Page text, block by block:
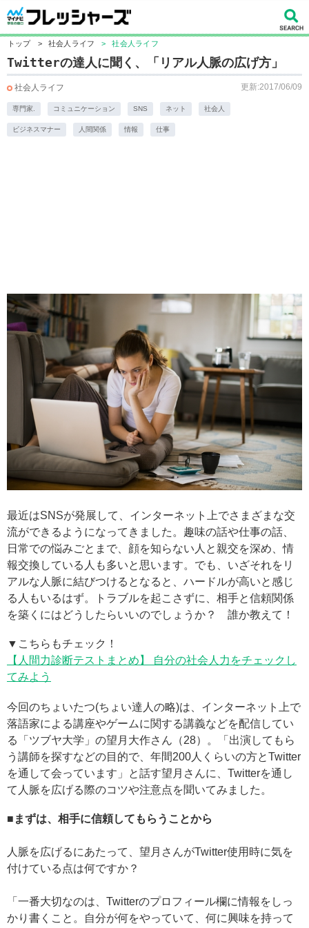
トップ > 社会人ライフ > 社会人ライフ
Twitterの達人に聞く、「リアル人脈の広げ方」
社会人ライフ 更新:2017/06/09
専門家. コミュニケーション SNS ネット 社会人
ビジネスマナー 人間関係 情報 仕事
最近はSNSが発展して、インターネット上でさまざまな交
流ができるようになってきました。趣味の話や仕事の話、
日常での悩みごとまで、顔を知らない人と親交を深め、情
報交換している人も多いと思います。でも、いざそれをリ
アルな人脈に結びつけるとなると、ハードルが高いと感じ
る人もいるはず。トラブルを起こさずに、相手と信頼関係
を築くにはどうしたらいいのでしょうか？ 誰か教えて！
▼こちらもチェック！
【人間力診断テストまとめ】 自分の社会人力をチェックし
てみよう
今回のちょいたつ(ちょい達人の略)は、インターネット上で
落語家による講座やゲームに関する講義などを配信してい
る「ツブヤ大学」の望月大作さん（28）。「出演してもら
う講師を探すなどの目的で、年間200人くらいの方とTwitter
を通して会っています」と話す望月さんに、Twitterを通し
て人脈を広げる際のコツや注意点を聞いてみました。
■まずは、相手に信頼してもらうことから
人脈を広げるにあたって、望月さんがTwitter使用時に気を
付けている点は何ですか？
「一番大切なのは、Twitterのプロフィール欄に情報をしっ
かり書くこと。自分が何をやっていて、何に興味を持って